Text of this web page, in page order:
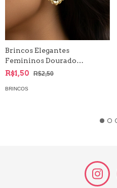
Brincos Elegantes
Femininos Dourado
Variados
R$1,50 R$2,50
BRINCOS